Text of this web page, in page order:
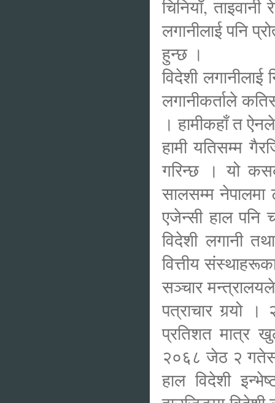
चिनियाँ,
लगानीलाई पनि
हुन्छ ।
विदेशी
लगानीकर्ताले
। हामीकहाँ त
हामी यतिसम्म
गरिन्छ । यो
सालसम्म नेपालमा
एजेन्सी हाल पनि
विदेशी लगानी
वित्तीय
सञ्चार
पत्राचार गर्‍यो
प्रतिशत मात्र
२०६८ जेठ २
हाल विदेशी